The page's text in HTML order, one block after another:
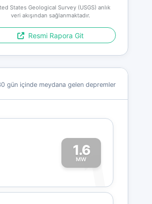
States Geological Survey (USGS) anlık
veri akışından sağlanmaktadır.
Resmi Rapora Git
gün içinde meydana gelen depremler
1.6
MW
1